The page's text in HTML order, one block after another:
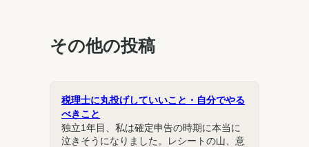
その他の投稿
税理士に丸投げしていいこと・自分でやる
べきこと
独立1年目、私は確定申告の時期に本当に
泣きそうになりました。レシートの山、意